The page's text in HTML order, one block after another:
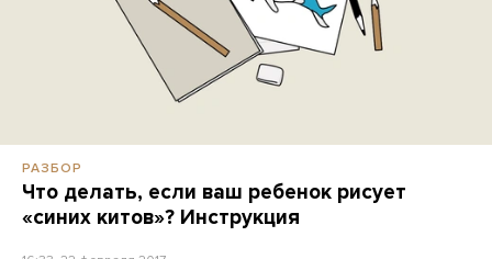
РАЗБОР
Что делать, если ваш ребенок рисует
«синих китов»? Инструкция